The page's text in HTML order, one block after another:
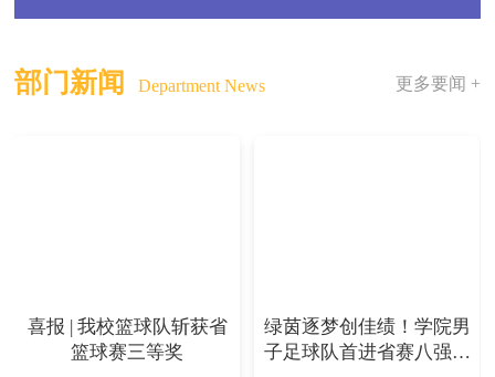
部门新闻 Department News 更多要闻 +
喜报 | 我校篮球队斩获省
篮球赛三等奖
绿茵逐梦创佳绩！学院男
子足球队首进省赛八强斩